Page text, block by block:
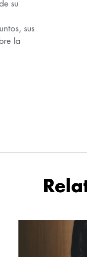
su
sus
la